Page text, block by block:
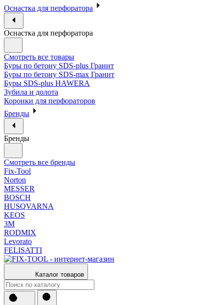
Оснастка для перфоратора
Оснастка для перфоратора
Смотреть все товары
Буры по бетону SDS-plus Гранит
Буры по бетону SDS-max Гранит
Буры SDS-plus HAWERA
Зубила и долота
Коронки для перфораторов
Бренды
Бренды
Смотреть все бренды
Fix-Tool
Norton
MESSER
BOSCH
HUSQVARNA
KEOS
3М
RODMIX
Levorato
FELISATTI
Каталог товаров